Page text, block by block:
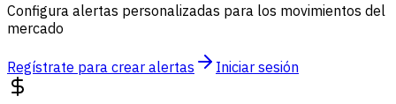
Configura alertas personalizadas para los movimientos del
mercado
Regístrate para crear alertas Iniciar sesión